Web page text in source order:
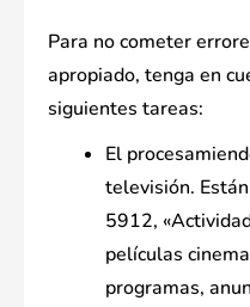
Para no cometer
apropiado, tenga en
siguientes tareas:
El
televisión.
5912,
películas
programas,